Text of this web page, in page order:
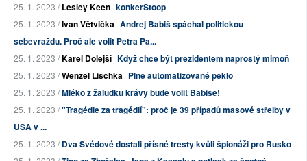
25. 1. 2023 /Lesley Keen konkerStoop
25. 1. 2023 /Ivan Větvička Andrej Babiš spáchal politickou
sebevraždu. Proč ale volit Petra Pa...
25. 1. 2023 /Karel Dolejší Když chce být prezidentem naprostý mimoň
25. 1. 2023 /Wenzel Lischka Plně automatizované peklo
25. 1. 2023 /Mléko z žaludku krávy bude volit Babiše!
25. 1. 2023 /"Tragédie za tragédií": proč je 39 případů masové střelby v
USA v ...
25. 1. 2023 /Dva Švédové dostali přísné tresty kvůli špionáži pro Rusko